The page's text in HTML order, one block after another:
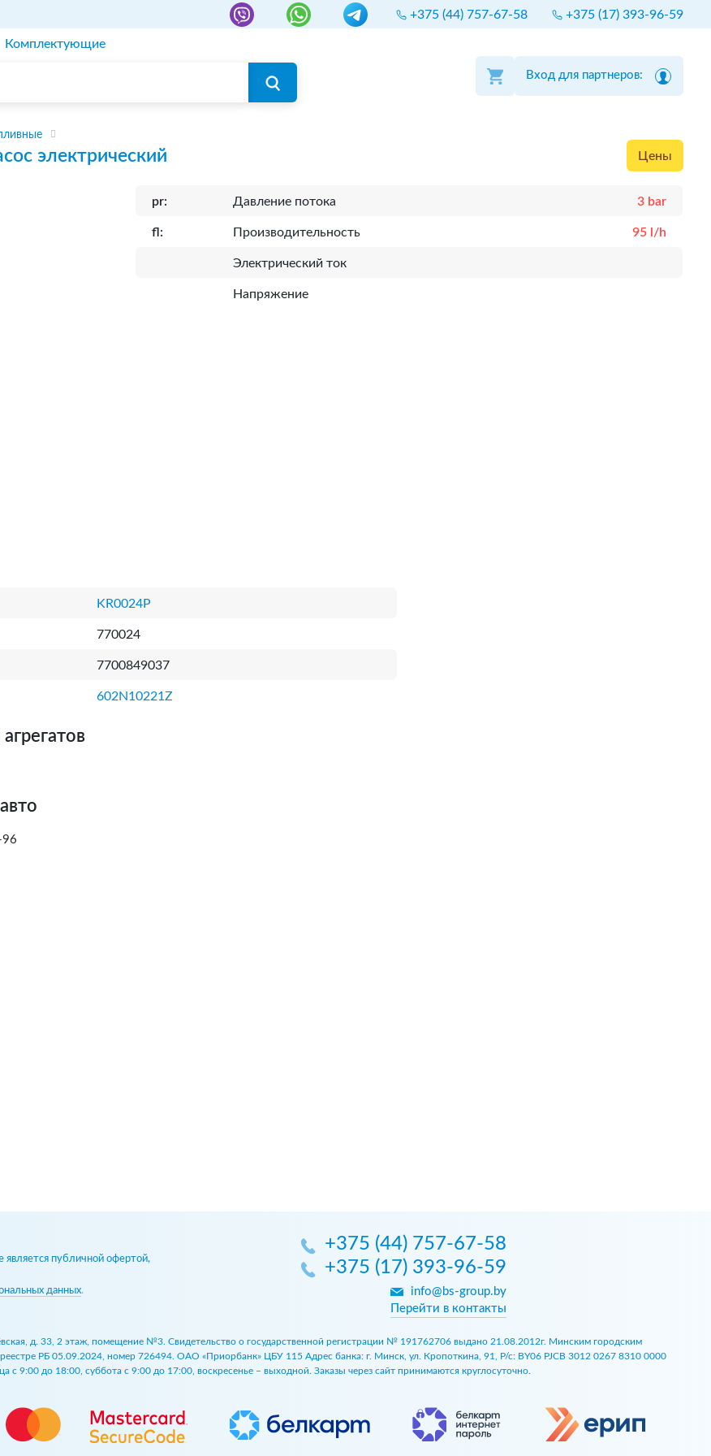
+375 (44) 757-67-58 +375 (17) 393-96-59
Комплектующие
Вход для партнеров:
электрический Цены
pr: Давление потока 3 bar
fl: Производительность 95 l/h
Электрический ток
Напряжение
KR0024P
770024
7700849037
602N10221Z
96
публичной офертой,
данных.
+375 (44) 757-67-58
+375 (17) 393-96-59
info@bs-group.by
Перейти в контакты
д. 33, 2 этаж, помещение №3. Свидетельство о государственной регистрации № 191762706 выдано 21.08.2012г. Минским городским
РБ 05.09.2024, номер 726494. ОАО «Приорбанк» ЦБУ 115 Адрес банка: г. Минск, ул. Кропоткина, 91, Р/с: BY06 PJCB 3012 0267 8310 0000
с 9:00 до 18:00, суббота с 9:00 до 17:00, воскресенье – выходной. Заказы через сайт принимаются круглосуточно.